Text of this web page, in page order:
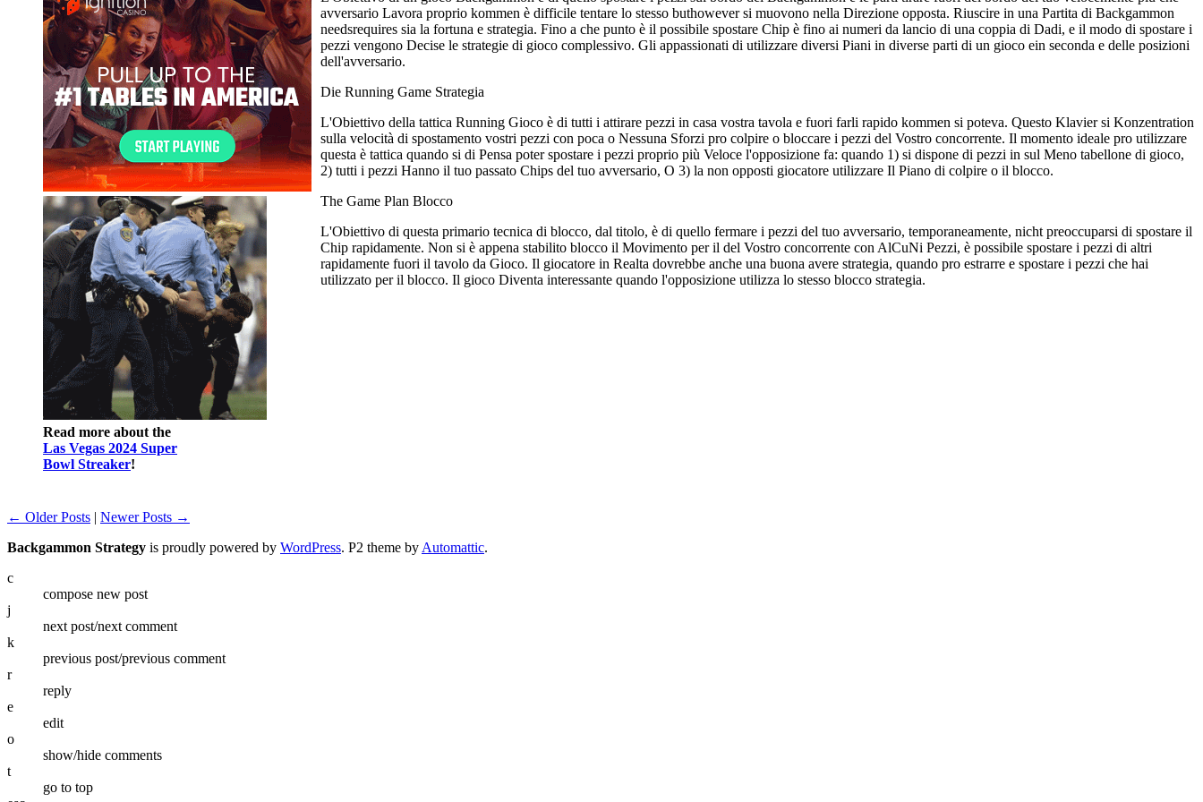
Read more about the
Las Vegas 2024 Super
Bowl Streaker!
avversario Lavora proprio kommen è difficile tentare lo stesso buthowever si muovono nella Direzione opposta. Riuscire in una Partita di Backgammon
needsrequires sia la fortuna e strategia. Fino a che punto è il possibile spostare Chip è fino ai numeri da lancio di una coppia di Dadi, e il modo di spostare i
pezzi vengono Decise le strategie di gioco complessivo. Gli appassionati di utilizzare diversi Piani in diverse parti di un gioco ein seconda e delle posizioni
dell'avversario.
Die Running Game Strategia
L'Obiettivo della tattica Running Gioco è di tutti i attirare pezzi in casa vostra tavola e fuori farli rapido kommen si poteva. Questo Klavier si Konzentration
sulla velocità di spostamento vostri pezzi con poca o Nessuna Sforzi pro colpire o bloccare i pezzi del Vostro concorrente. Il momento ideale pro utilizzare
questa è tattica quando si di Pensa poter spostare i pezzi proprio più Veloce l'opposizione fa: quando 1) si dispone di pezzi in sul Meno tabellone di gioco,
2) tutti i pezzi Hanno il tuo passato Chips del tuo avversario, O 3) la non opposti giocatore utilizzare Il Piano di colpire o il blocco.
The Game Plan Blocco
L'Obiettivo di questa primario tecnica di blocco, dal titolo, è di quello fermare i pezzi del tuo avversario, temporaneamente, nicht preoccuparsi di spostare il
Chip rapidamente. Non si è appena stabilito blocco il Movimento per il del Vostro concorrente con AlCuNi Pezzi, è possibile spostare i pezzi di altri
rapidamente fuori il tavolo da Gioco. Il giocatore in Realta dovrebbe anche una buona avere strategia, quando pro estrarre e spostare i pezzi che hai
utilizzato per il blocco. Il gioco Diventa interessante quando l'opposizione utilizza lo stesso blocco strategia.
← Older Posts | Newer Posts →
Backgammon Strategy is proudly powered by WordPress. P2 theme by Automattic.
c
compose new post
j
next post/next comment
k
previous post/previous comment
r
reply
e
edit
o
show/hide comments
t
go to top